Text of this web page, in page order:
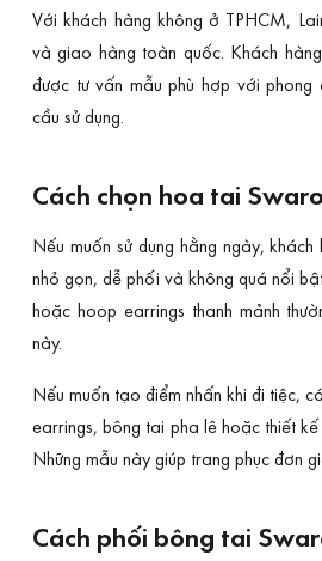
Với khách hàng không ở TPHCM,
và giao hàng toàn quốc. Khách
được tư vấn mẫu phù hợp với phong
cầu sử dụng.
Cách chọn hoa tai
Nếu muốn sử dụng hằng ngày,
nhỏ gọn, dễ phối và không quá nổi
hoặc hoop earrings thanh mảnh
này.
Nếu muốn tạo điểm nhấn khi đi tiệc,
earrings, bông tai pha lê hoặc thiết
Những mẫu này giúp trang phục đơn
Cách phối bông tai